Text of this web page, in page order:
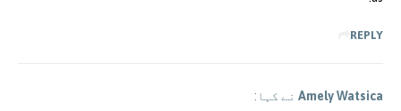
REPLY
Amely Watsica نے کہا: